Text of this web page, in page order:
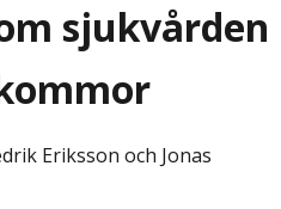
sjukvården
Eriksson och Jonas